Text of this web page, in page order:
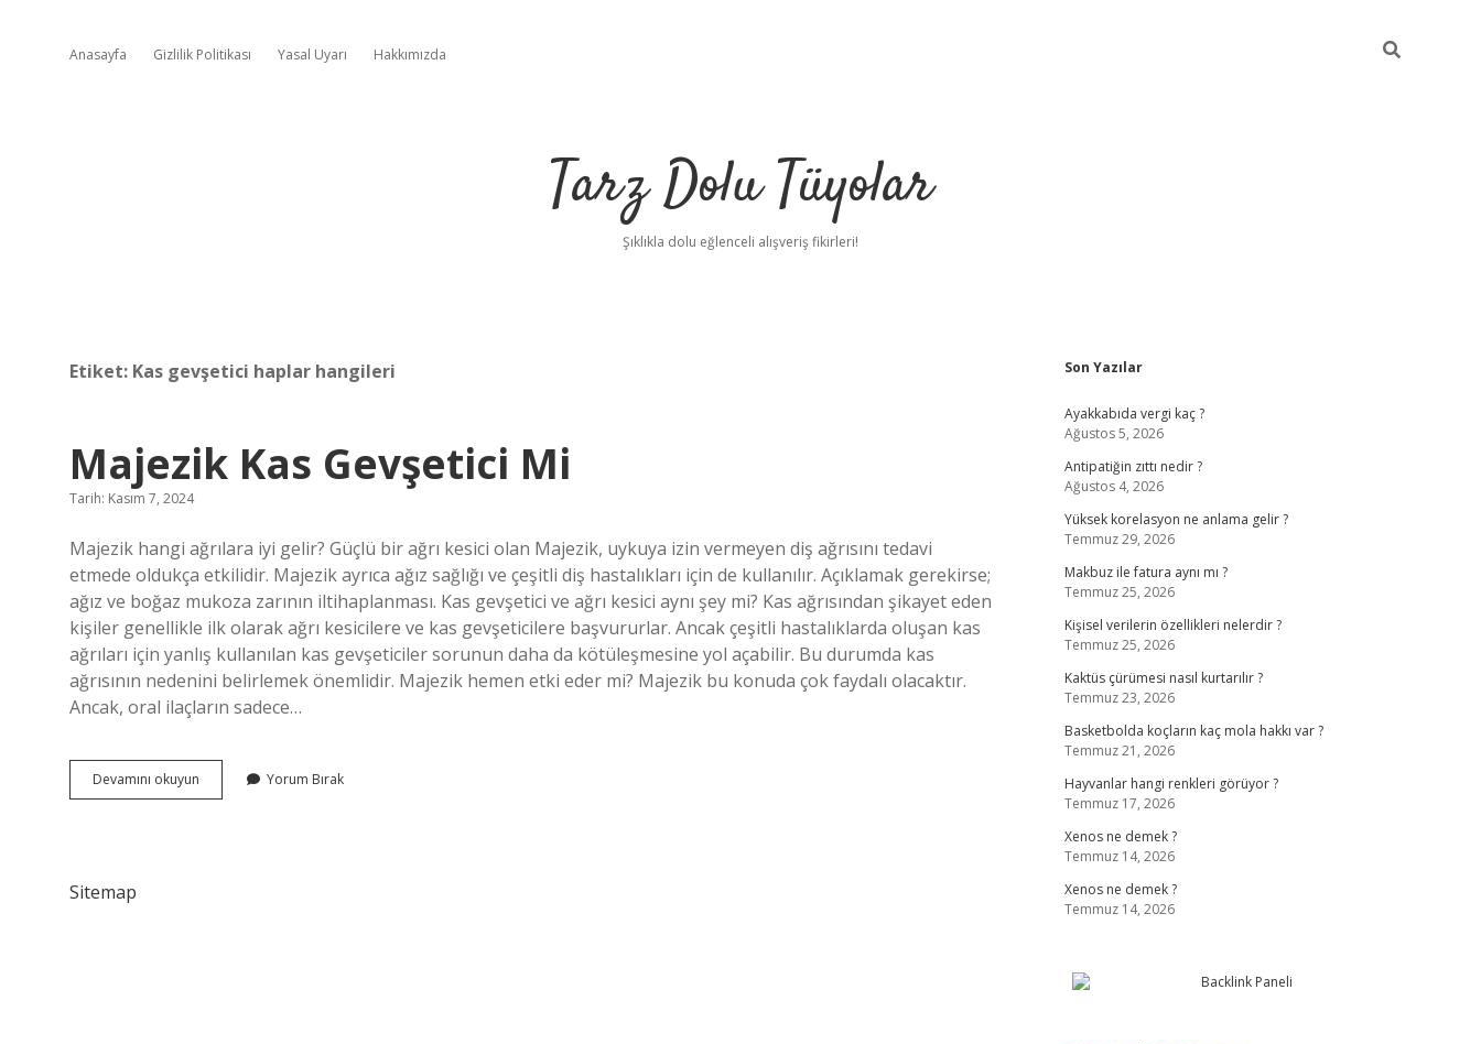
Anasayfa Gizlilik Politikası Yasal Uyarı Hakkımızda
Tarz Dolu Tüyolar
Şıklıkla dolu eğlenceli alışveriş fikirleri!
Etiket: Kas gevşetici haplar hangileri
Majezik Kas Gevşetici Mi
Tarih: Kasım 7, 2024
Majezik hangi ağrılara iyi gelir? Güçlü bir ağrı kesici olan Majezik, uykuya izin vermeyen diş ağrısını tedavi
etmede oldukça etkilidir. Majezik ayrıca ağız sağlığı ve çeşitli diş hastalıkları için de kullanılır. Açıklamak gerekirse;
ağız ve boğaz mukoza zarının iltihaplanması. Kas gevşetici ve ağrı kesici aynı şey mi? Kas ağrısından şikayet eden
kişiler genellikle ilk olarak ağrı kesicilere ve kas gevşeticilere başvururlar. Ancak çeşitli hastalıklarda oluşan kas
ağrıları için yanlış kullanılan kas gevşeticiler sorunun daha da kötüleşmesine yol açabilir. Bu durumda kas
ağrısının nedenini belirlemek önemlidir. Majezik hemen etki eder mi? Majezik bu konuda çok faydalı olacaktır.
Ancak, oral ilaçların sadece…
Devamını okuyun
Kas
Yorum Bırak
Sitemap
Sidebar
Son Yazılar
Ayakkabıda vergi kaç ?
Ağustos 5, 2026
Antipatiğin zıttı nedir ?
Ağustos 4, 2026
Yüksek korelasyon ne anlama gelir ?
Temmuz 29, 2026
Makbuz ile fatura aynı mı ?
Temmuz 25, 2026
Kişisel verilerin özellikleri nelerdir ?
Temmuz 25, 2026
Kaktüs çürümesi nasıl kurtarılır ?
Temmuz 23, 2026
Basketbolda koçların kaç mola hakkı var ?
Temmuz 21, 2026
Hayvanlar hangi renkleri görüyor ?
Temmuz 17, 2026
Xenos ne demek ?
Temmuz 14, 2026
Xenos ne demek ?
Temmuz 14, 2026
hiltonbetilbet giriş yap